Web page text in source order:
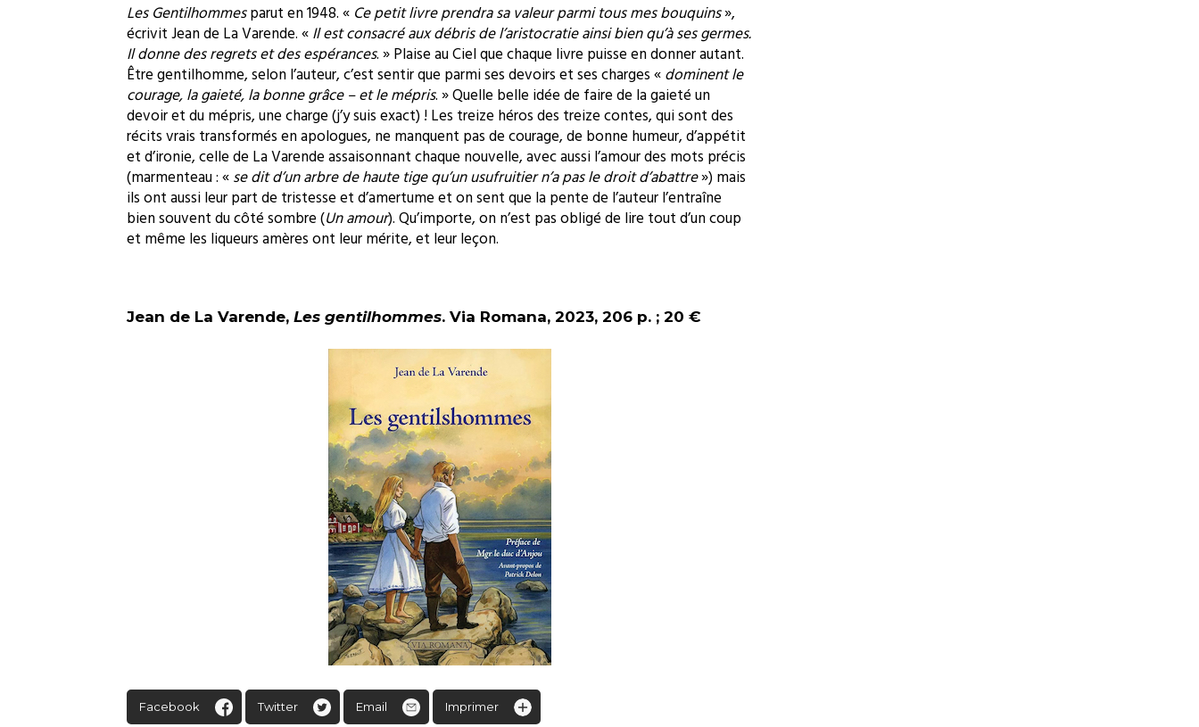
Les Gentilhommesparut en 1948. « Ce petit livre prendra sa valeur parmi tous mes bouquins»,
écrivit Jean de La Varende. «Il est consacré aux débris de l’aristocratie ainsi bien qu’à ses germes.
Il donne des regrets et des espérances. » Plaise au Ciel que chaque livre puisse en donner autant.
Être gentilhomme, selon l’auteur, c’est sentir que parmi ses devoirs et ses charges «dominent le
courage, la gaieté, la bonne grâce – et le mépris. » Quelle belle idée de faire de la gaieté un
devoir et du mépris, une charge (j’y suis exact) ! Les treize héros des treize contes, qui sont des
récits vrais transformés en apologues, ne manquent pas de courage, de bonne humeur, d’appétit
et d’ironie, celle de La Varende assaisonnant chaque nouvelle, avec aussi l’amour des mots précis
(marmenteau : «se dit d’un arbre de haute tige qu’un usufruitier n’a pas le droit d’abattre») mais
ils ont aussi leur part de tristesse et d’amertume et on sent que la pente de l’auteur l’entraîne
bien souvent du côté sombre (Un amour). Qu’importe, on n’est pas obligé de lire tout d’un coup
et même les liqueurs amères ont leur mérite, et leur leçon.
Jean de La Varende, Les gentilhommes. Via Romana, 2023, 206 p. ; 20 €
Facebook Twitter Email Imprimer